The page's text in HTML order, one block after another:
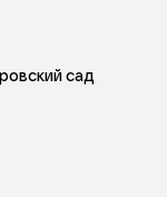
сад